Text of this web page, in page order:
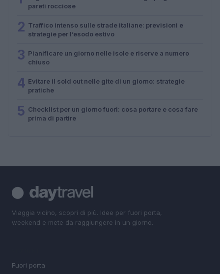
pareti rocciose
2 Traffico intenso sulle strade italiane: previsioni e
strategie per l’esodo estivo
3 Pianificare un giorno nelle isole e riserve a numero
chiuso
4 Evitare il sold out nelle gite di un giorno: strategie
pratiche
5 Checklist per un giorno fuori: cosa portare e cosa fare
prima di partire
Viaggia vicino, scopri di più. Idee per fuori porta,
weekend e mete da raggiungere in un giorno.
Fuori porta